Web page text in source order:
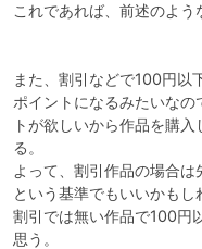
これであれば、前述のよう
また、割引などで100円以
ポイントになるみたいな
トが欲しいから作品を購
る。
よって、割引作品の場合
という基準でもいいかもし
割引では無い作品で100円
思う。